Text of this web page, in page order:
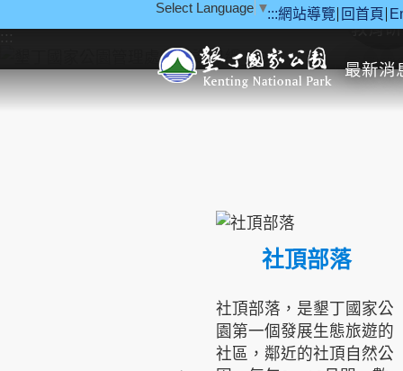
:::網站導覽 回首頁
Select Language ▼
最新消
::: 教育
社頂部落
社頂部落，是墾丁國家公
園第一個發展生態旅遊的
社區，鄰近的社頂自然公